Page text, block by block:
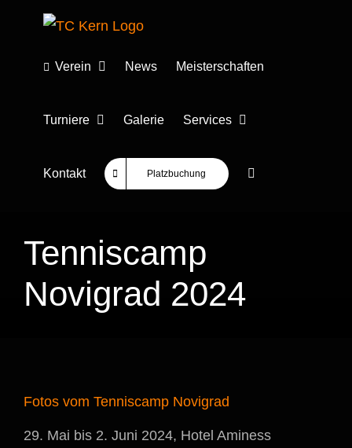
springen Verein News Meisterschaften
Turniere Galerie Services
Kontakt Platzbuchung
Tenniscamp
Novigrad 2024
Fotos vom Tenniscamp Novigrad
29. Mai bis 2. Juni 2024, Hotel Aminess